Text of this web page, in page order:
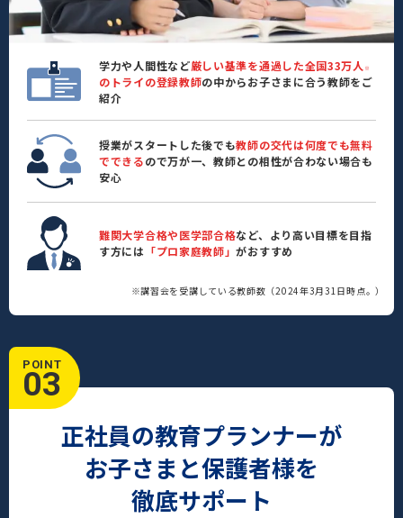
学力や人間性など厳しい基準を通過した全国33万人 ※
のトライの登録教師の中からお子さまに合う教師をご
紹介
授業がスタートした後でも教師の交代は何度でも無料
でできるので万が一、教師との相性が合わない場合も
安心
難関大学合格や医学部合格など、より高い目標を目指
す方には 「プロ家庭教師」がおすすめ
※講習会を受講している教師数（2024年3月31日時点。）
POINT
03
正社員の教育プランナーが
お子さまと保護者様を
徹底サポート